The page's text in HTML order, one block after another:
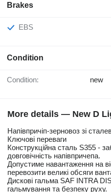
Brakes
EBS
Condition
Condition: new
More details — New D
Напівпричіп-зерновоз зі
Ключові переваги
Конструкційна сталь S355 -
довговічність напівпричепа.
Допустиме навантаження на
перевозити великі обсяги
Дискові гальма SAF INTRA
гальмування та безпеку руху.